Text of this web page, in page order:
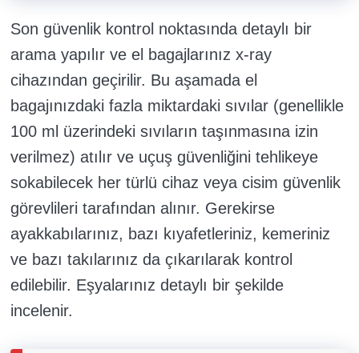
Son güvenlik kontrol noktasında detaylı bir
arama yapılır ve el bagajlarınız x-ray
cihazından geçirilir. Bu aşamada el
bagajınızdaki fazla miktardaki sıvılar (genellikle
100 ml üzerindeki sıvıların taşınmasına izin
verilmez) atılır ve uçuş güvenliğini tehlikeye
sokabilecek her türlü cihaz veya cisim güvenlik
görevlileri tarafından alınır. Gerekirse
ayakkabılarınız, bazı kıyafetleriniz, kemeriniz
ve bazı takılarınız da çıkarılarak kontrol
edilebilir. Eşyalarınız detaylı bir şekilde
incelenir.